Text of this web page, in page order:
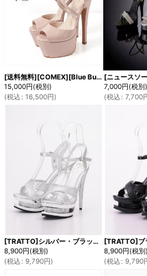
[送料無料][COMEX][Blue Buterfly]ブルーバタフライ・ピンクベージュ・シルバー・エナメル・2026新作・14cmヒール・厚底・セパレート・ストラップ・パンプス[大きいサイズあり]
15,000円(税別)
(税込 : 16,500円)
7,000円(税別)
(税込 : 7,700
[TRATTO]シルバー・ブラック・アンクルストラップ・ラメ・ストーン・厚底・サンダル[即日発送]
8,900円(税別)
(税込 : 9,790円)
8,900円(税別)
(税込 : 9,790